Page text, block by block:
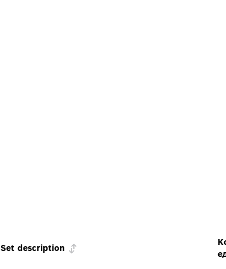
Set description